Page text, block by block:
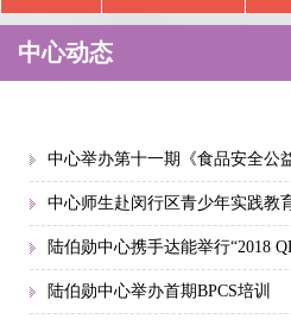
中心动态
中心举办第十一期《食品安全公
中心师生赴闵行区青少年实践教
陆伯勋中心携手达能举行“2018
陆伯勋中心举办首期BPCS培训